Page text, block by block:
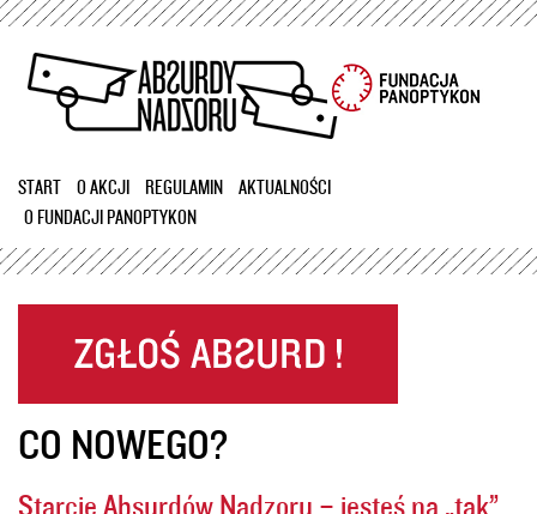
Przejdź
treści
START O AKCJI REGULAMIN
AKTUALNOŚCI
O FUNDACJI PANOPTYKON
CO NOWEGO?
Starcie Absurdów Nadzoru – jesteś na „tak”